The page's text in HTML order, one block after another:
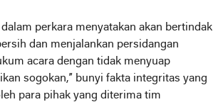
perkara menyatakan akan bertindak
dan menjalankan persidangan
acara dengan tidak menyuap
sogokan,” bunyi fakta integritas yang
para pihak yang diterima tim